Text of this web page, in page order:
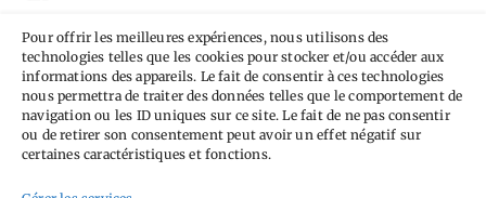
Pour offrir les meilleures expériences, nous utilisons des
technologies telles que les cookies pour stocker et/ou accéder aux
informations des appareils. Le fait de consentir à ces technologies
nous permettra de traiter des données telles que le comportement de
navigation ou les ID uniques sur ce site. Le fait de ne pas consentir
ou de retirer son consentement peut avoir un effet négatif sur
certaines caractéristiques et fonctions.
Attribution - Pas d'Utilisation Commerciale -
Pas de Modification 4.0 International.
Fondé(e) sur une œuvre dehttps://mcalp.fr.